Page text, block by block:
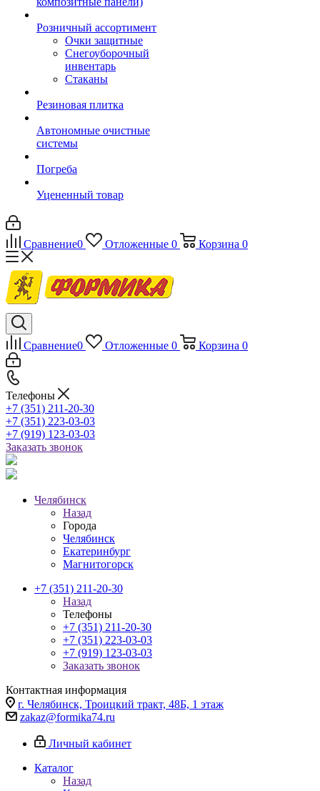
Розничный ассортимент
Очки защитные
Снегоуборочный
инвентарь
Стаканы
Резиновая плитка
Автономные очистные
системы
Погреба
Уцененный товар
Сравнение0 Отложенные 0 Корзина 0
Сравнение0 Отложенные 0 Корзина 0
Телефоны
+7 (351) 211-20-30
+7 (351) 223-03-03
+7 (919) 123-03-03
Заказать звонок
Челябинск
Назад
Города
Челябинск
Екатеринбург
Магнитогорск
+7 (351) 211-20-30
Назад
Телефоны
+7 (351) 211-20-30
+7 (351) 223-03-03
+7 (919) 123-03-03
Заказать звонок
Контактная информация
г. Челябинск, Троицкий тракт, 48Б, 1 этаж
zakaz@formika74.ru
Личный кабинет
Каталог
Назад